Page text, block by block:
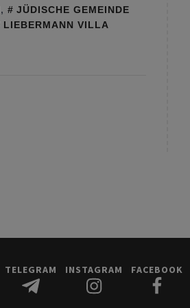
,
JÜDISCHE GEMEINDE
LIEBERMANN VILLA
TELEGRAM INSTAGRAM FACEBOOK